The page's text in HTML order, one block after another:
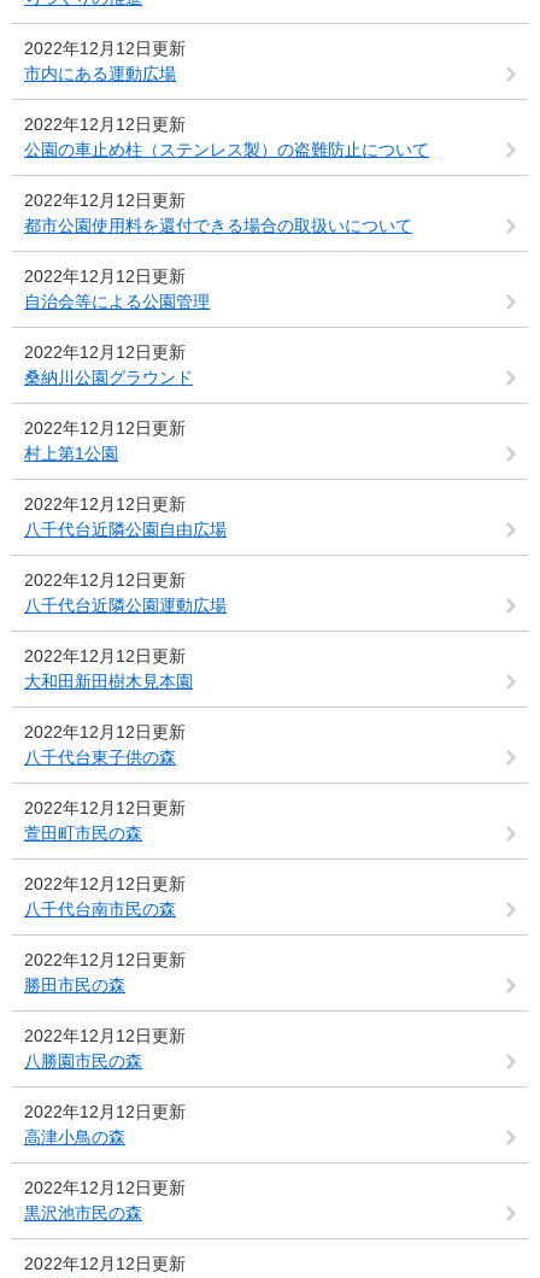
2022年12月12日更新
市内にある運動広場
2022年12月12日更新
公園の車止め柱（ステンレス製）の盗難防止について
2022年12月12日更新
都市公園使用料を還付できる場合の取扱いについて
2022年12月12日更新
自治会等による公園管理
2022年12月12日更新
桑納川公園グラウンド
2022年12月12日更新
村上第1公園
2022年12月12日更新
八千代台近隣公園自由広場
2022年12月12日更新
八千代台近隣公園運動広場
2022年12月12日更新
大和田新田樹木見本園
2022年12月12日更新
八千代台東子供の森
2022年12月12日更新
萱田町市民の森
2022年12月12日更新
八千代台南市民の森
2022年12月12日更新
勝田市民の森
2022年12月12日更新
八勝園市民の森
2022年12月12日更新
高津小鳥の森
2022年12月12日更新
黒沢池市民の森
2022年12月12日更新